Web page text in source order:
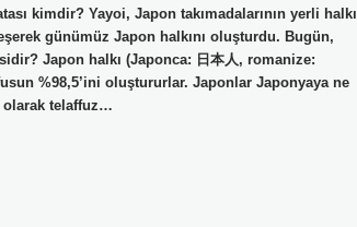
kimdir? Yayoi, Japon takımadalarının yerli halkı
günümüz Japon halkını oluşturdu. Bugün,
Japon halkı (Japonca: 日本人, romanize:
%98,5’ini oluştururlar. Japonlar Japonyaya ne
olarak telaffuz…